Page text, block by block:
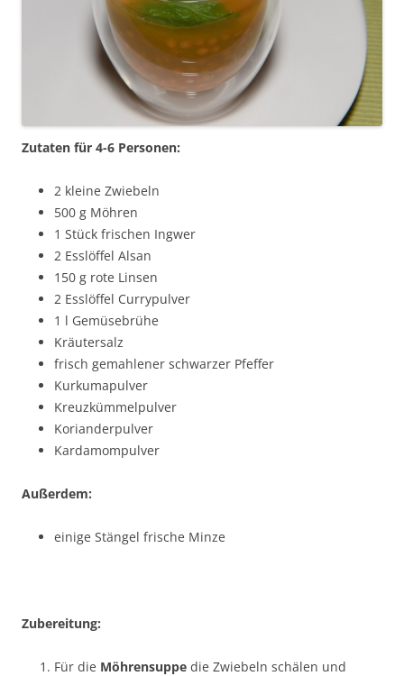
Zutaten für 4-6 Personen:
2 kleine Zwiebeln
500 g Möhren
1 Stück frischen Ingwer
2 Esslöffel Alsan
150 g rote Linsen
2 Esslöffel Currypulver
1 l Gemüsebrühe
Kräutersalz
frisch gemahlener schwarzer Pfeffer
Kurkumapulver
Kreuzkümmelpulver
Korianderpulver
Kardamompulver
Außerdem:
einige Stängel frische Minze
Zubereitung:
Für die Möhrensuppe die Zwiebeln schälen und